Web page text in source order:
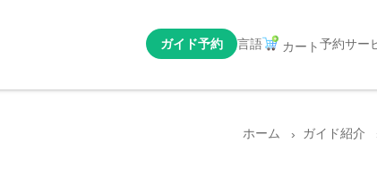
ガイド予約 言語 カート予約サー
ホーム ガイド紹介